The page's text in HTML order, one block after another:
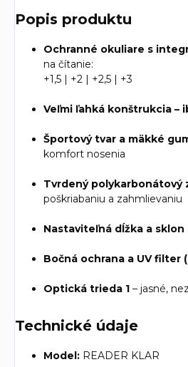
Popis produktu
Ochranné okuliare s
na čítanie:
+1,5 | +2 | +2,5 | +3
Veľmi ľahká konštrukcia –
Športový tvar a mäkké
komfort nosenia
Tvrdený polykarbonátový
poškriabaniu a zahmlievaniu
Nastaviteľná dĺžka a
Bočná ochrana a UV filter
Optická trieda 1 – jasné,
Technické údaje
Model: READER KLAR